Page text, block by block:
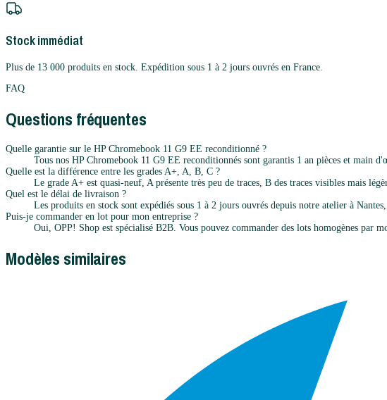
Stock immédiat
Plus de 13 000 produits en stock. Expédition sous 1 à 2 jours ouvrés en France.
FAQ
Questions fréquentes
Quelle garantie sur le HP Chromebook 11 G9 EE reconditionné ?
Tous nos HP Chromebook 11 G9 EE reconditionnés sont garantis 1 an pièces et main
Quelle est la différence entre les grades A+, A, B, C ?
Le grade A+ est quasi-neuf, A présente très peu de traces, B des traces visibles mais
Quel est le délai de livraison ?
Les produits en stock sont expédiés sous 1 à 2 jours ouvrés depuis notre atelier à
Puis-je commander en lot pour mon entreprise ?
Oui, OPP! Shop est spécialisé B2B. Vous pouvez commander des lots homogènes par
Modèles similaires